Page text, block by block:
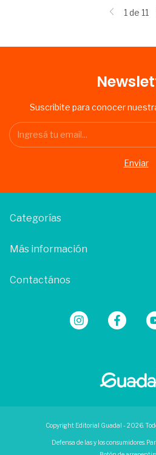
1 de 11
Suscribite para conocer
Categorías
Más información
Contactános
Copyright Editorial Guadal - 2026.
Defensa de las y los consumidores.